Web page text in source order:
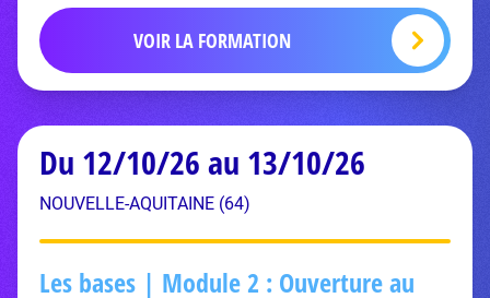
VOIR LA FORMATION
Du 12/10/26 au 13/10/26
NOUVELLE-AQUITAINE (64)
Les bases | Module 2 : Ouverture au